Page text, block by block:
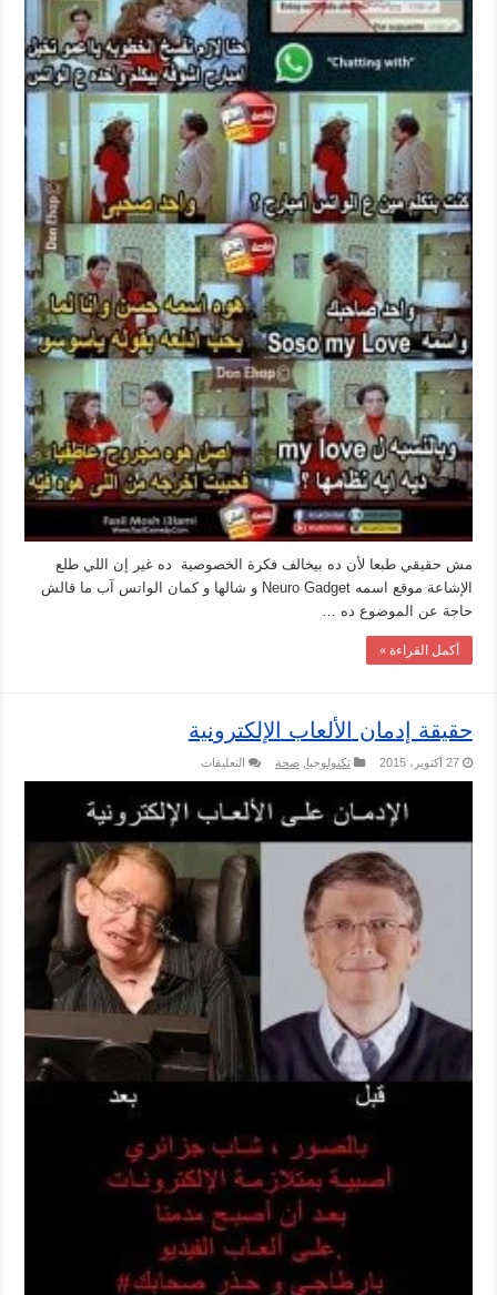
مش حقيقي طبعا لأن ده بيخالف فكرة الخصوصية ده غير إن اللي طلع
الإشاعة موقع اسمه Neuro Gadget و شالها و كمان الواتس آب ما قالش
حاجة عن الموضوع ده …
أكمل القراءة »
حقيقة إدمان الألعاب الإلكترونية
27 أكتوبر، 2015 تكنولوجيا ,صحة التعليقات
الألعاب
الإلكترونية